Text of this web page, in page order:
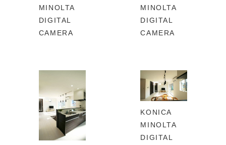
MINOLTA
DIGITAL
CAMERA
MINOLTA
DIGITAL
CAMERA
KONICA
MINOLTA
DIGITAL